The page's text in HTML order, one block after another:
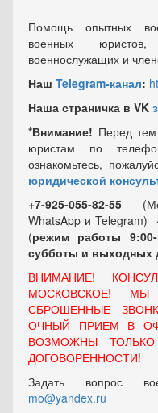
Помощь опытных
военных юристов,
военнослужащих и
Наш Telegram-канал:
Наша страничка в VK
*Внимание! Перед
юристам по
ознакомьтесь,
юридической
+7-925-055-82-55
WhatsApp и Telegram)
(режим работы
субботы и выходных
ВНИМАНИЕ!
МОСКОВСКОЕ!
СБРОШЕННЫЕ
ОЧНЫЙ ПРИЕМ В
ВОЗМОЖНЫ
ДОГОВОРЕННОСТИ!
Задать вопрос
mo@yandex.ru